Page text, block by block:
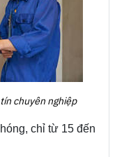
chuyên nghiệp
chỉ từ 15 đến